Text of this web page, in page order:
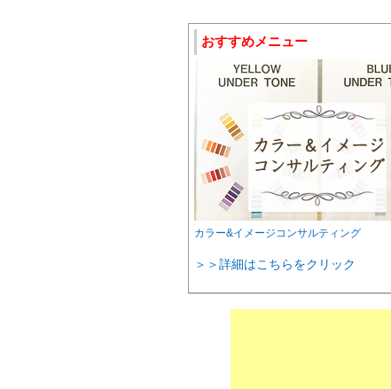
おすすめメニュー
カラー&イメージコンサルティング
＞＞詳細はこちらをクリック